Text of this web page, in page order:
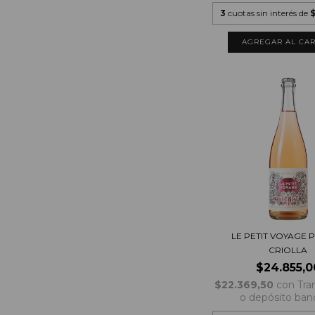
3 cuotas sin interés de
LE PETIT VOYAGE
CRIOLLA
$22.369,50 con
o depósito